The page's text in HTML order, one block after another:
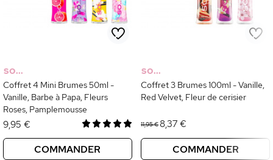
SO...
Coffret 4 Mini Brumes 50ml -
Vanille, Barbe à Papa, Fleurs
Roses, Pamplemousse
9,95 €
COMMANDER
SO...
Coffret 3 Brumes 100ml - Vanille,
Red Velvet, Fleur de cerisier
11,95 € 8,37 €
COMMANDER